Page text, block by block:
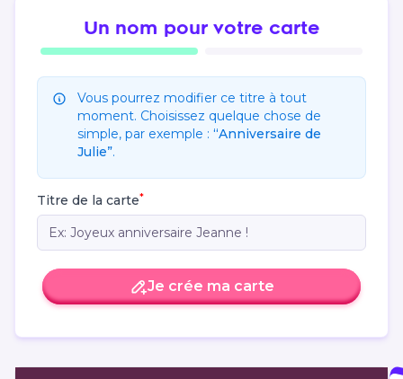
Un nom pour votre carte
Vous pourrez modifier ce titre à tout
moment. Choisissez quelque chose de
simple, par exemple : “Anniversaire de
Julie”.
Titre de la carte*
Je crée ma carte